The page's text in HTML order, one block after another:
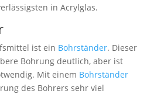
in Acrylglas.
ist ein Bohrständer. Dieser
Bohrung deutlich, aber ist
Mit einem Bohrständer
des Bohrers sehr viel